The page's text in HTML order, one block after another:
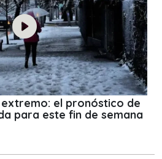
el pronóstico de
para este fin de semana